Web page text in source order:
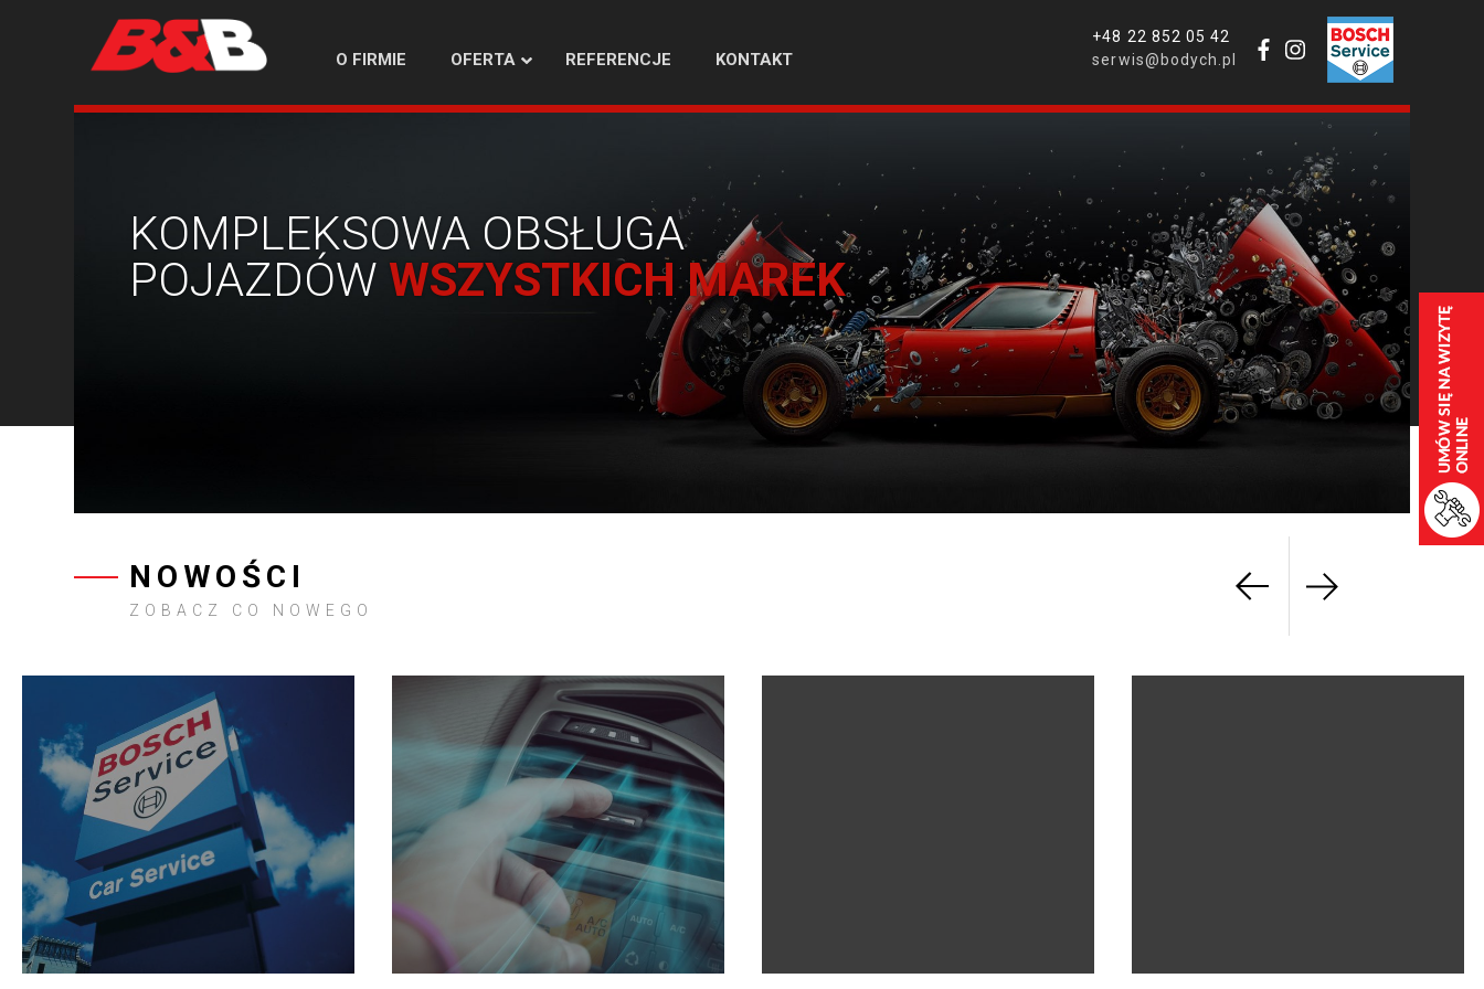
O FIRMIE OFERTA REFERENCJE KONTAKT
+48 22 852 05 42
serwis@bodych.pl
KOMPLEKSOWA OBSŁUGA
POJAZDÓW WSZYSTKICH MAREK
NOWOŚCI
ZOBACZ CO NOWEGO